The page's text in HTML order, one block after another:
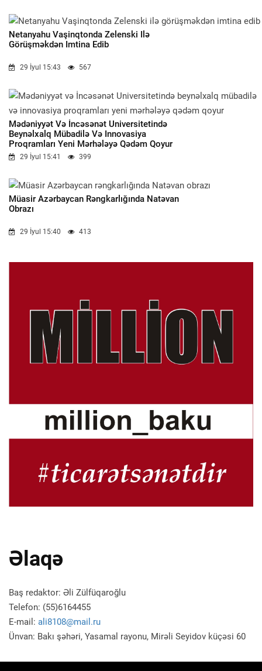
Netanyahu Vaşinqtonda Zelenski Ilə
Görüşməkdən Imtina Edib
29 İyul 15:43 567
Mədəniyyət Və İncəsənət Universitetində
Beynəlxalq Mübadilə Və Innovasiya
Proqramları Yeni Mərhələyə Qədəm Qoyur
29 İyul 15:41 399
Müasir Azərbaycan Rəngkarlığında Natəvan
Obrazı
29 İyul 15:40 413
Əlaqə
Baş redaktor: Əli Zülfüqaroğlu
Telefon: (55)6164455
E-mail: ali8108@mail.ru
Ünvan: Bakı şəhəri, Yasamal rayonu, Mirəli Seyidov küçəsi 60